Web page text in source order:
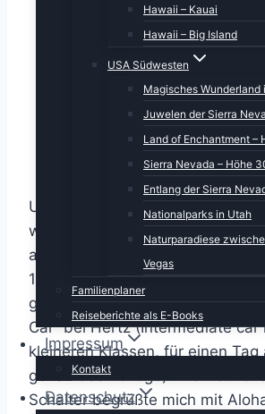
Hawaii – Kauai
Hawaii – Big Island
USA Südwesten
Magisches Wunderland
Juwelen der Sierra
Land of Enchantment –
Sierra Nevada – Höhe
Entlang der Sierra
Nationalparks in Utah
Naturparadiese
Vegas
Familienplaner
Reiseberichte als E-Books
Impressum
Kontakt
Datenschutz
Und beim Aussteigen begrüßten
wunderbaren Tradewinds, die
angenehm machen. Local time
12 Uhr. Schnell den Koffer vom
gefischt und auf zu unserem
Car” bei Hertz (Intermediate
kleineren Klassen, für einen Tag
genau das richtige). Die
Schalter begrüßte mich mit